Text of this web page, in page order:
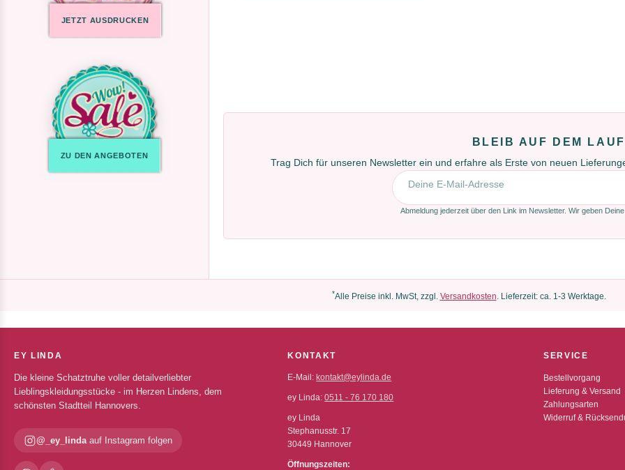
JETZT AUSDRUCKEN
ZU DEN ANGEBOTEN
BLEIB AUF DEM
Trag Dich für unseren Newsletter ein und erfahre als Erste von neuen
E-Mail-Adresse
Abmeldung jederzeit über den Link im Newsletter. Wir geben
*Alle Preise inkl. MwSt, zzgl. Versandkosten. Lieferzeit: ca. 1-3 Werktage.
EY LINDA
Die kleine Schatztruhe voller detailverliebter
Lieblingskleidungsstücke - im Herzen Lindens, dem
schönsten Stadtteil Hannovers.
@_ey_lindaauf Instagram folgen
KONTAKT
E-Mail: kontakt@eylinda.de
ey Linda:0511 - 76 170 180
ey Linda
Stephanusstr. 17
30449 Hannover
Öffnungszeiten:
SERVICE
Bestellvorgang
Lieferung & Versand
Zahlungsarten
Widerruf &